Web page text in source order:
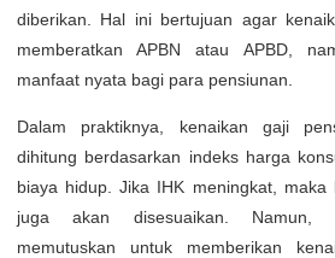
diberikan. Hal ini bertujuan agar
memberatkan APBN atau APBD,
manfaat nyata bagi para pensiunan.
Dalam praktiknya, kenaikan gaji
dihitung berdasarkan indeks harga
biaya hidup. Jika IHK meningkat, maka
juga akan disesuaikan. Namun,
memutuskan untuk memberikan